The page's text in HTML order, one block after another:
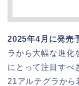
2025年4月に発売
ラから大幅な進化
にとって注目すべ
21アルテグラから